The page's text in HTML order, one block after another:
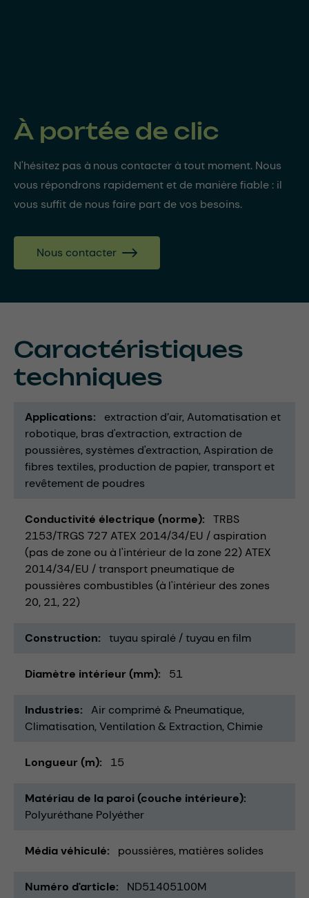
À portée de clic
N'hésitez pas à nous contacter à tout moment. Nous
vous répondrons rapidement et de manière fiable : il
vous suffit de nous faire part de vos besoins.
Nous contacter
Caractéristiques
techniques
Applications extraction d’air Automatisation et
robotique bras d'extraction extraction de
poussières systèmes d'extraction Aspiration de
fibres textiles production de papier transport et
revêtement de poudres
Conductivité électrique (norme)
TRBS
2153/TRGS 727 ATEX 2014/34/EU / aspiration
(pas de zone ou à l'intérieur de la zone 22) ATEX
2014/34/EU / transport pneumatique de
poussières combustibles (à l'intérieur des zones
20, 21, 22)
Construction tuyau spiralé / tuyau en film
Diamètre intérieur (mm) 51
Industries
Air comprimé & Pneumatique
Climatisation, Ventilation & Extraction Chimie
Longueur (m) 15
Matériau de la paroi (couche intérieure)
Polyuréthane Polyéther
Média véhiculé poussières matières solides
Numéro d'article ND51405100M